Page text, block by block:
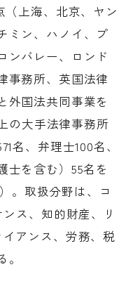
（上海、北京、ヤン
ミン、ハノイ、プ
ンバレー、ロンド
事務所、英国法律
外国法共同事業を
の大手法律事務所
名、弁理士100名、
士を含む）55名を
。取扱分野は、コ
ス、知的財産、リ
アンス、労務、税